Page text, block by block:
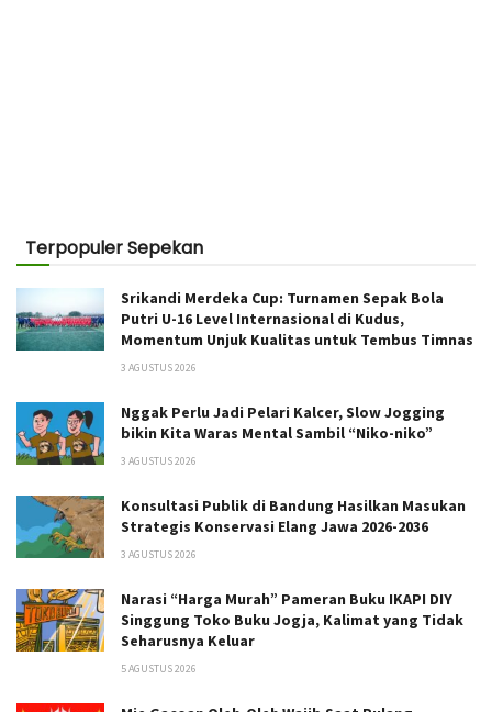
Terpopuler Sepekan
Srikandi Merdeka Cup: Turnamen Sepak Bola
Putri U-16 Level Internasional di Kudus,
Momentum Unjuk Kualitas untuk Tembus Timnas
3 AGUSTUS 2026
Nggak Perlu Jadi Pelari Kalcer, Slow Jogging
bikin Kita Waras Mental Sambil “Niko-niko”
3 AGUSTUS 2026
Konsultasi Publik di Bandung Hasilkan Masukan
Strategis Konservasi Elang Jawa 2026-2036
3 AGUSTUS 2026
Narasi “Harga Murah” Pameran Buku IKAPI DIY
Singgung Toko Buku Jogja, Kalimat yang Tidak
Seharusnya Keluar
5 AGUSTUS 2026